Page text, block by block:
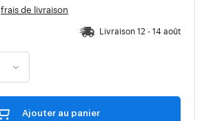
frais de livraison
Livraison 12 - 14 août
Ajouter au panier